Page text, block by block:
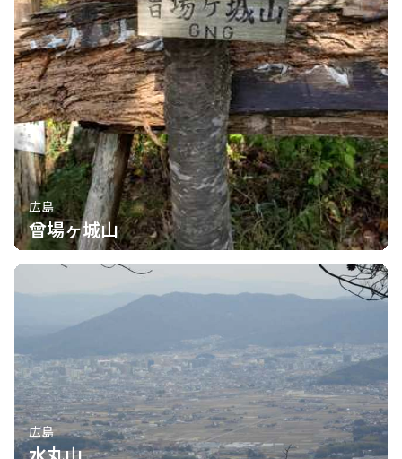
広島
曾場ヶ城山
広島
水丸山